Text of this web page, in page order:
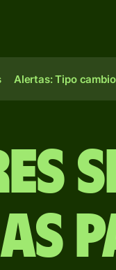
Alertas: Tipo cambio